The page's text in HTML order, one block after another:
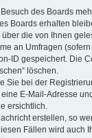
des Boards
Boards erhalten
die von Ihnen
an Umfragen
ID gespeichert. Die
löschen.
Sie bei der
E-Mail-Adresse
ersichtlich.
erstellen, so
Fällen wird